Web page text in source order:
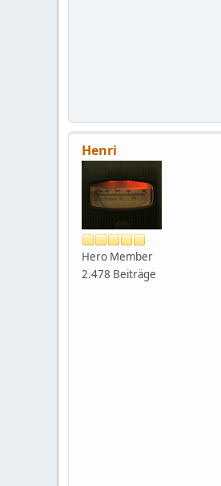
Henri
Hero Member
2.478 Beiträge